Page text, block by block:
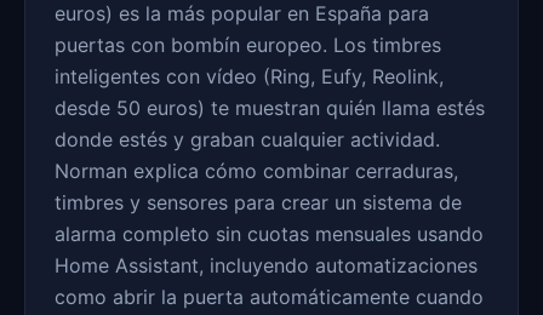
euros) es la más popular en España para
puertas con bombín europeo. Los timbres
inteligentes con vídeo (Ring, Eufy, Reolink,
desde 50 euros) te muestran quién llama estés
donde estés y graban cualquier actividad.
Norman explica cómo combinar cerraduras,
timbres y sensores para crear un sistema de
alarma completo sin cuotas mensuales usando
Home Assistant, incluyendo automatizaciones
como abrir la puerta automáticamente cuando